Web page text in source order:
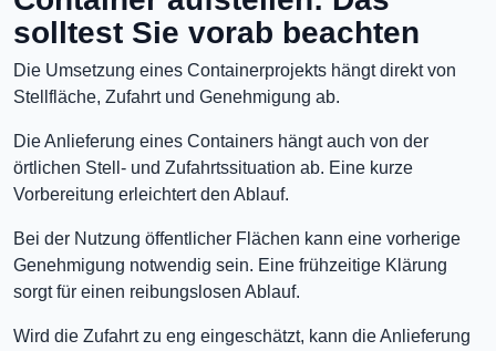
solltest Sie vorab beachten
Die Umsetzung eines Containerprojekts hängt direkt von
Stellfläche, Zufahrt und Genehmigung ab.
Die Anlieferung eines Containers hängt auch von der
örtlichen Stell- und Zufahrtssituation ab. Eine kurze
Vorbereitung erleichtert den Ablauf.
Bei der Nutzung öffentlicher Flächen kann eine vorherige
Genehmigung notwendig sein. Eine frühzeitige Klärung
sorgt für einen reibungslosen Ablauf.
Wird die Zufahrt zu eng eingeschätzt, kann die Anlieferung